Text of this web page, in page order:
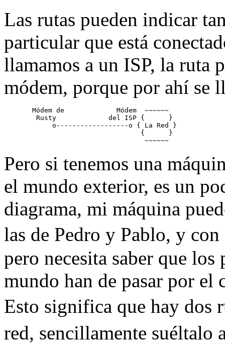
Las rutas pueden indicar
particular que está
llamamos a un ISP, la ruta
módem, porque por ahí se
  Módem de             Módem  ~~~~~~
   Rusty             del ISP {      }
       o------------------o { La Red }
                             {      }
Pero si tenemos una
el mundo exterior, es un
diagrama, mi máquina
las de Pedro y Pablo, y
pero necesita saber que
mundo han de pasar por el
Esto significa que hay dos
red, sencillamente